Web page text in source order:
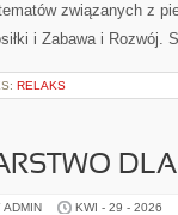
związanych z
i Zabawa i
RELAKS
ADMIN KWI - 29 - 2026